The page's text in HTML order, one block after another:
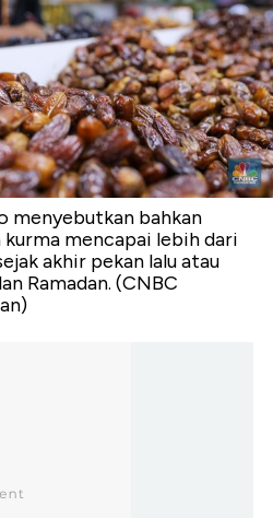
menyebutkan bahkan
mencapai lebih dari
akhir pekan lalu atau
Ramadan. (CNBC